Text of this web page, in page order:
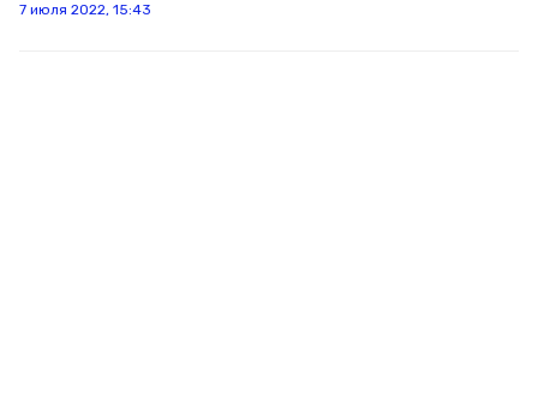
7 июля 2022, 15:43